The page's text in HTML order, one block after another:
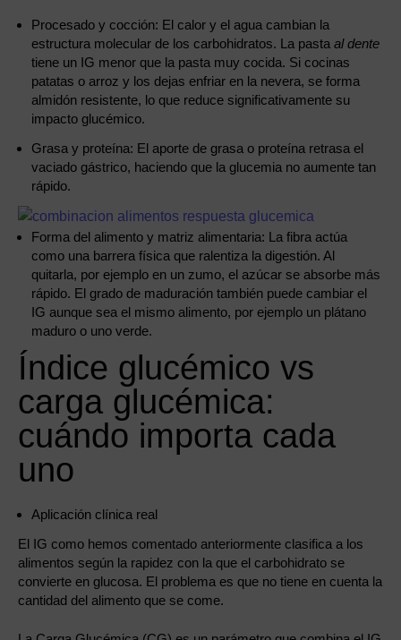
Procesado y cocción: El calor y el agua cambian la
estructura molecular de los carbohidratos. La pasta al dente
tiene un IG menor que la pasta muy cocida. Si cocinas
patatas o arroz y los dejas enfriar en la nevera, se forma
almidón resistente, lo que reduce significativamente su
impacto glucémico.
Grasa y proteína: El aporte de grasa o proteína retrasa el
vaciado gástrico, haciendo que la glucemia no aumente tan
rápido.
Forma del alimento y matriz alimentaria: La fibra actúa
como una barrera física que ralentiza la digestión. Al
quitarla, por ejemplo en un zumo, el azúcar se absorbe más
rápido. El grado de maduración también puede cambiar el
IG aunque sea el mismo alimento, por ejemplo un plátano
maduro o uno verde.
Índice glucémico vs
carga glucémica:
cuándo importa cada
uno
Aplicación clínica real
El IG como hemos comentado anteriormente clasifica a los
alimentos según la rapidez con la que el carbohidrato se
convierte en glucosa. El problema es que no tiene en cuenta la
cantidad del alimento que se come.